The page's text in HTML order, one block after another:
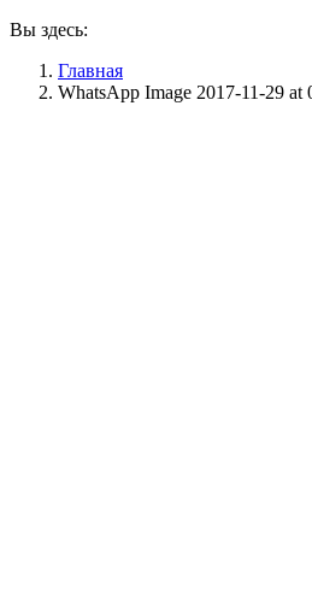
Вы здесь:
Главная
WhatsApp Image 2017-11-29 at